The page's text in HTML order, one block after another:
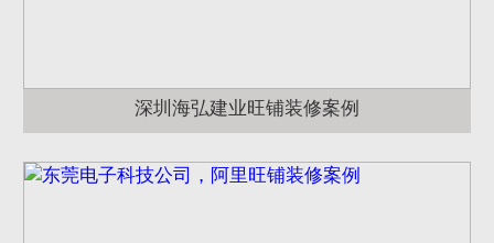
深圳海弘建业旺铺装修案例